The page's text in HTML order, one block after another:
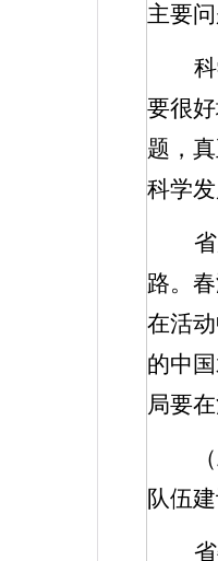
主要
要很
题，
科学发
路。
在活
的中
局要
队伍